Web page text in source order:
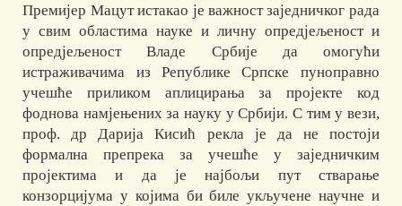
Премијер Мацут истакао је важност заједничког рада
у свим областима науке и личну опредјељеност и
опредјељеност Владе Србије да омогући
истраживачима из Републике Српске пуноправно
учешће приликом аплицирања за пројекте код
фоднова намјењених за науку у Србији. С тим у вези,
проф. др Дарија Кисић рекла је да не постоји
формална препрека за учешће у заједничким
пројектима и да је најбољи пут стварање
конзорцијума у којима би биле укључене научне и